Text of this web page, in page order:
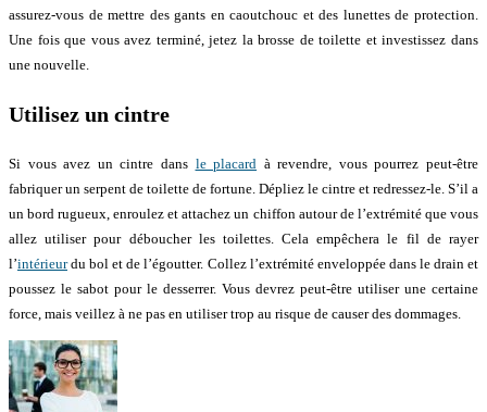
assurez-vous de mettre des gants en caoutchouc et des lunettes de protection.
Une fois que vous avez terminé, jetez la brosse de toilette et investissez dans
une nouvelle.
Utilisez un cintre
Si vous avez un cintre dans le placard à revendre, vous pourrez peut-être
fabriquer un serpent de toilette de fortune. Dépliez le cintre et redressez-le. S’il a
un bord rugueux, enroulez et attachez un chiffon autour de l’extrémité que vous
allez utiliser pour déboucher les toilettes. Cela empêchera le fil de rayer
l’intérieurdu bol et de l’égoutter. Collez l’extrémité enveloppée dans le drain et
poussez le sabot pour le desserrer. Vous devrez peut-être utiliser une certaine
force, mais veillez à ne pas en utiliser trop au risque de causer des dommages.